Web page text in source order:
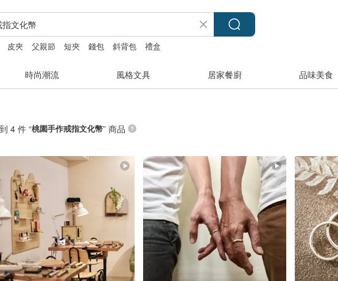
皮夾 父親節 短夾 錢包 斜背包 禮盒
時尚潮流 風格文具 居家餐廚 品味美食
4 件 “桃園手作戒指文化幣” 商品